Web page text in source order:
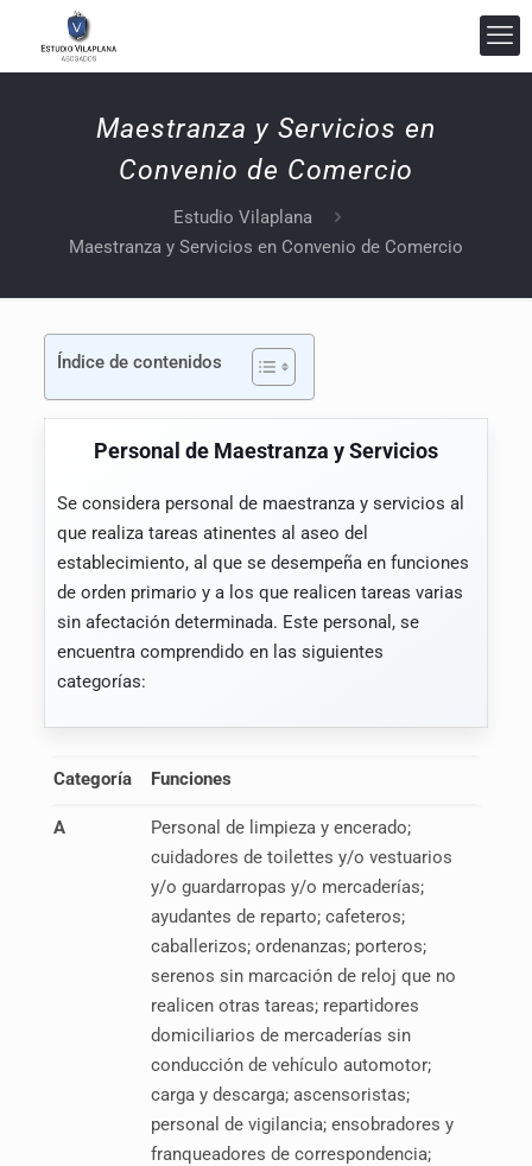
Maestranza y Servicios en
Convenio de Comercio
Estudio Vilaplana
Maestranza y Servicios en Convenio de Comercio
Índice de contenidos
Personal de Maestranza y Servicios
Se considera personal de maestranza y servicios al
que realiza tareas atinentes al aseo del
establecimiento, al que se desempeña en funciones
de orden primario y a los que realicen tareas varias
sin afectación determinada. Este personal, se
encuentra comprendido en las siguientes
categorías:
Categoría
Funciones
Categoría
Funciones
A
Personal de limpieza y encerado;
cuidadores de toilettes y/o vestuarios
y/o guardarropas y/o mercaderías;
ayudantes de reparto; cafeteros;
caballerizos; ordenanzas; porteros;
serenos sin marcación de reloj que no
realicen otras tareas; repartidores
domiciliarios de mercaderías sin
conducción de vehículo automotor;
carga y descarga; ascensoristas;
personal de vigilancia; ensobradores y
franqueadores de correspondencia;
Estudio Vilaplana Abogados